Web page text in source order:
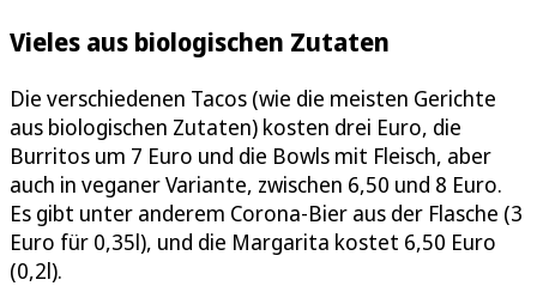
Vieles aus biologischen Zutaten
Die verschiedenen Tacos (wie die meisten Gerichte
aus biologischen Zutaten) kosten drei Euro, die
Burritos um 7 Euro und die Bowls mit Fleisch, aber
auch in veganer Variante, zwischen 6,50 und 8 Euro.
Es gibt unter anderem Corona-Bier aus der Flasche (3
Euro für 0,35l), und die Margarita kostet 6,50 Euro
(0,2l).